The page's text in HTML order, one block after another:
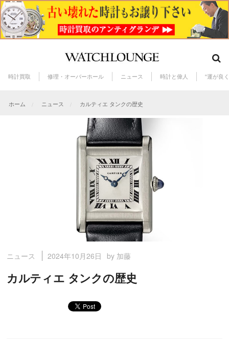
時計買取 修理・オーバーホール ニュース 時計と偉人 “運が良
ホーム ニュース カルティエ タンクの歴史
ニュース 2024年10月26日 by 加藤
カルティエ タンクの歴史